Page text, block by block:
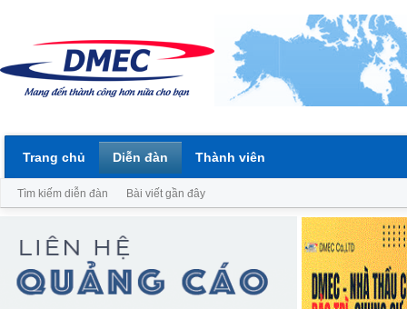
Trang chủ Diễn đàn
Tìm kiếm diễn đàn Bài viết gần đây
Thành viên